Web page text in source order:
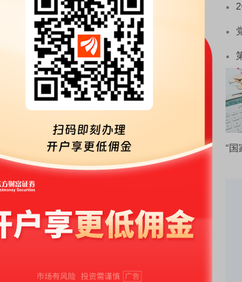
-32393.84
-3755.67
-2558.61
-2513.62
-2430.83
-1870.23
-1796.06
-1585.82
-603.27
-219.97
-122.14
83.15
“国